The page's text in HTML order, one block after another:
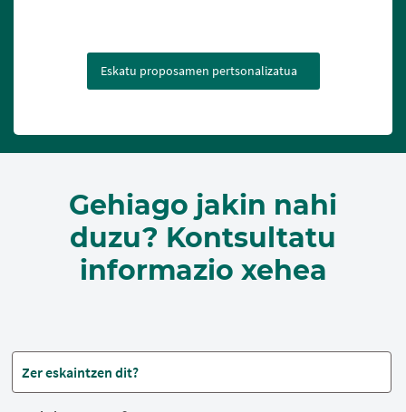
Eskatu proposamen pertsonalizatua
Gehiago jakin nahi
duzu? Kontsultatu
informazio xehea
Zer eskaintzen dit?